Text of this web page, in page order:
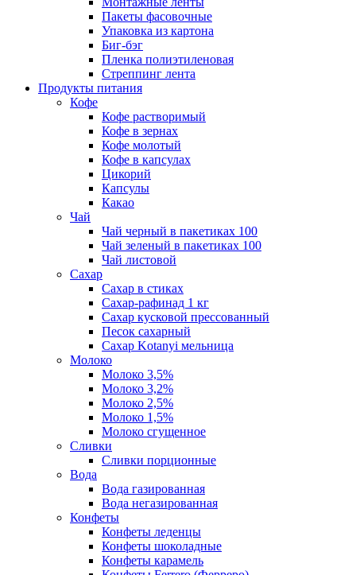
Пакеты фасовочные
Упаковка из картона
Биг-бэг
Пленка полиэтиленовая
Стреппинг лента
Продукты питания
Кофе
Кофе растворимый
Кофе в зернах
Кофе молотый
Кофе в капсулах
Цикорий
Капсулы
Какао
Чай
Чай черный в пакетиках 100
Чай зеленый в пакетиках 100
Чай листовой
Сахар
Сахар в стиках
Сахар-рафинад 1 кг
Сахар кусковой прессованный
Песок сахарный
Сахар Kotanyi мельница
Молоко
Молоко 3,5%
Молоко 3,2%
Молоко 2,5%
Молоко 1,5%
Молоко сгущенное
Сливки
Сливки порционные
Вода
Вода газированная
Вода негазированная
Конфеты
Конфеты леденцы
Конфеты шоколадные
Конфеты карамель